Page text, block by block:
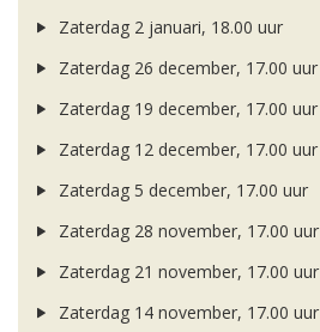
Zaterdag 2 januari, 18.00 uur
Zaterdag 26 december, 17.00 uur
Zaterdag 19 december, 17.00 uur
Zaterdag 12 december, 17.00 uur
Zaterdag 5 december, 17.00 uur
Zaterdag 28 november, 17.00 uur
Zaterdag 21 november, 17.00 uur
Zaterdag 14 november, 17.00 uur